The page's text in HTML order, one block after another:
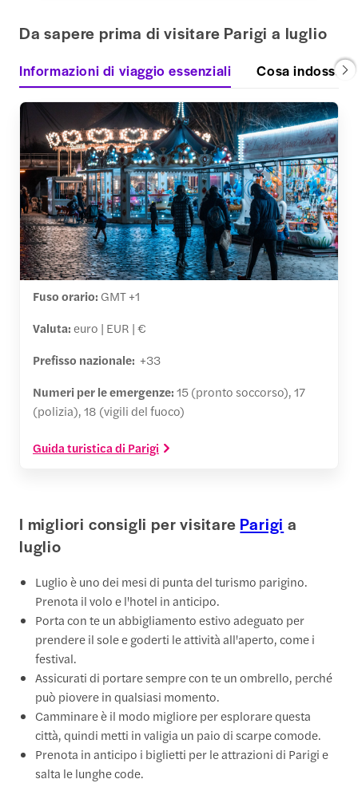
Da sapere prima di visitare Parigi a luglio
Informazioni di viaggio essenziali Cosa indossare
Fuso orario: GMT +1
Valuta:euro | EUR | €
Prefisso nazionale: +33
Numeri per le emergenze:15 (pronto soccorso), 17
(polizia), 18 (vigili del fuoco)
Guida turistica di Parigi
I migliori consigli per visitare Parigi a
luglio
Luglio è uno dei mesi di punta del turismo parigino.
Prenota il volo e l'hotel in anticipo.
Porta con te un abbigliamento estivo adeguato per
prendere il sole e goderti le attività all'aperto, come i
festival.
Assicurati di portare sempre con te un ombrello, perché
può piovere in qualsiasi momento.
Camminare è il modo migliore per esplorare questa
città, quindi metti in valigia un paio di scarpe comode.
Prenota in anticipo i biglietti per le attrazioni di Parigi e
salta le lunghe code.